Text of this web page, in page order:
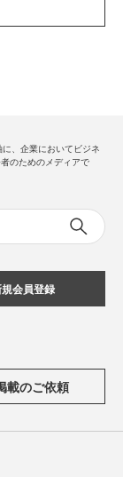
、企業においてビジネ
のためのメディアで
会員登録
載のご依頼